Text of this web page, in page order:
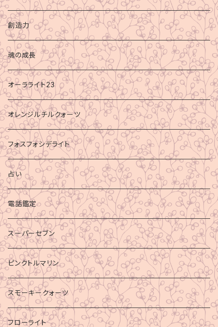
創造力
魂の成長
オーラライト23
オレンジルチルクォーツ
フォスフォシデライト
占い
電話鑑定
スーパーセブン
ピンクトルマリン
スモーキークォーツ
フローライト